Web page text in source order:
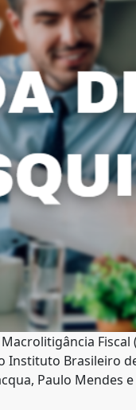
Brasileiro
Paulo